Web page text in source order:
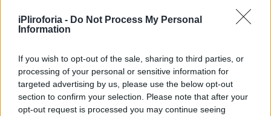
iPliroforia - Do Not Process My Personal
Information
If you wish to opt-out of the sale, sharing to third parties, or
processing of your personal or sensitive information for
targeted advertising by us, please use the below opt-out
section to confirm your selection. Please note that after your
opt-out request is processed you may continue seeing
Viral
Κουζίνα
LIFESTYLE
“Τόλμη και Γοητεία” μεγαλώνει φυσικά
στα 69 του χωρίς πλαστικές και
παραμένει ένας κούκλος